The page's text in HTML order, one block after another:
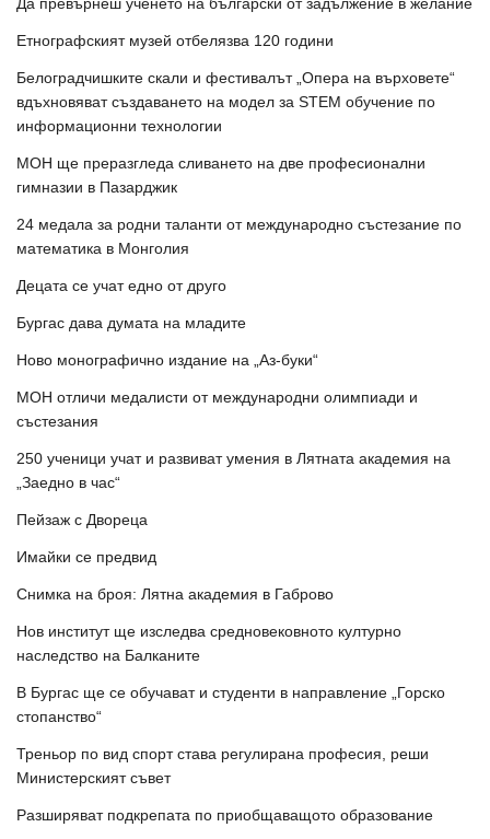
Етнографският музей отбелязва 120 години
Белоградчишките скали и фестивалът „Опера на върховете“
вдъхновяват създаването на модел за STEM обучение по
информационни технологии
МОН ще преразгледа сливането на две професионални
гимназии в Пазарджик
24 медала за родни таланти от международно състезание по
математика в Монголия
Децата се учат едно от друго
Бургас дава думата на младите
Ново монографично издание на „Аз-буки“
МОН отличи медалисти от международни олимпиади и
състезания
250 ученици учат и развиват умения в Лятната академия на
„Заедно в час“
Пейзаж с Двореца
Имайки се предвид
Снимка на броя: Лятна академия в Габрово
Нов институт ще изследва средновековното културно
наследство на Балканите
В Бургас ще се обучават и студенти в направление „Горско
стопанство“
Треньор по вид спорт става регулирана професия, реши
Министерският съвет
Разширяват подкрепата по приобщаващото образование